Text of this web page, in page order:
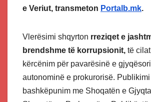
e Veriut, transmeton Portalb.mk.
Vlerësimi shqyrton rreziqet e
brendshme të korrupsionit, të
kërcënim për pavarësinë e
autonominë e prokurorisë.
bashkëpunim me Shoqatën e